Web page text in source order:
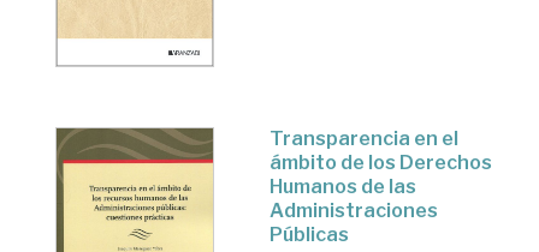
Transparencia en el
ámbito de los Derechos
Humanos de las
Administraciones
Públicas